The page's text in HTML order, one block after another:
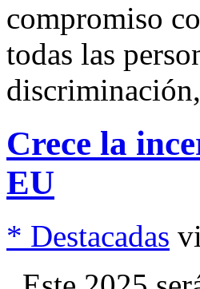
compromiso
todas las
Crece la
EU
* Destacadas